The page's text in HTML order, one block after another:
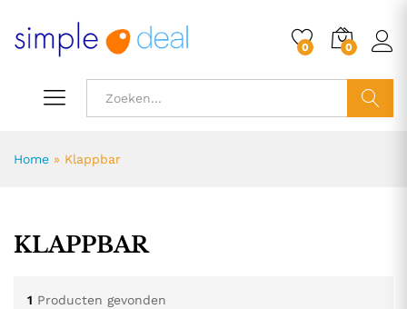
0 0
Home » Klappbar
KLAPPBAR
1 Producten gevonden